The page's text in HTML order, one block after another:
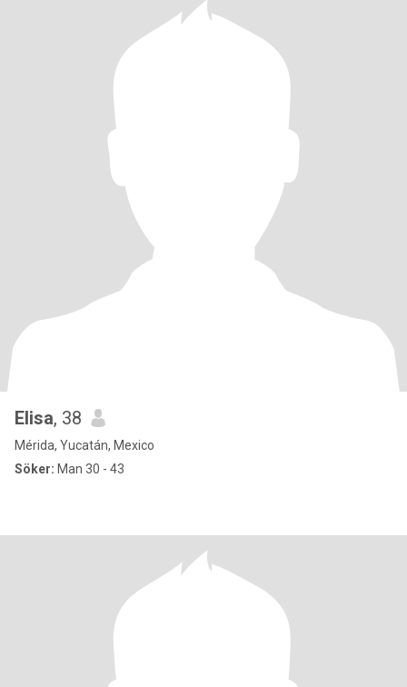
Elisa, 38
Mérida, Yucatán, Mexico
Söker: Man 30 - 43